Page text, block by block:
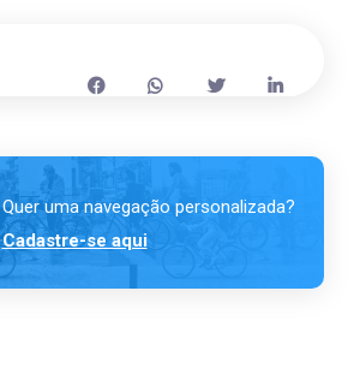
Quer uma navegação personalizada?
Cadastre-se aqui